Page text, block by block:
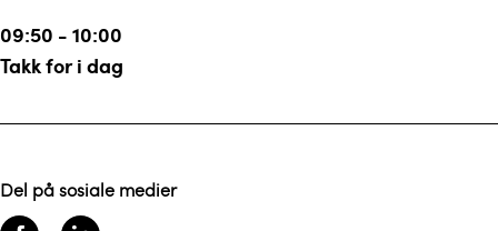
09:50 - 10:00
Takk for i dag
Del på sosiale medier